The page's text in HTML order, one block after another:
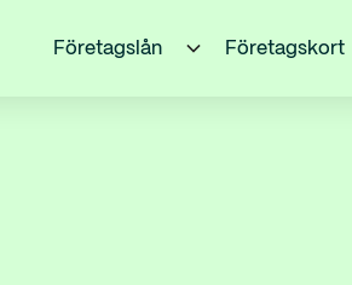
Företagslån Företagskort